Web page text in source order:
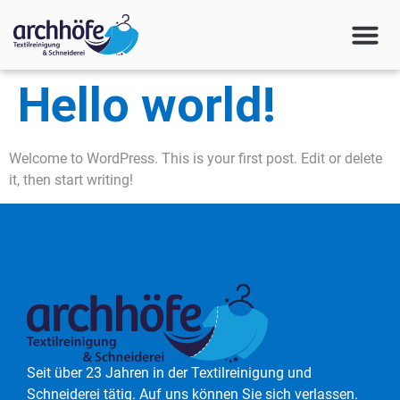
Hello world!
Welcome to WordPress. This is your first post. Edit or delete
it, then start writing!
Seit über 23 Jahren in der Textilreinigung und
Schneiderei tätig. Auf uns können Sie sich verlassen.